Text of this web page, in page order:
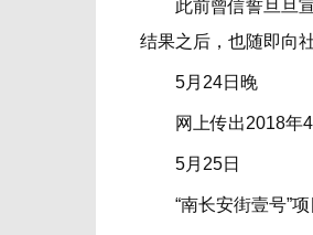
此前曾信誓旦旦宣
结果之后，也随即向
5月24日晚
网上传出2018年4
5月25日
“南长安街壹号”项